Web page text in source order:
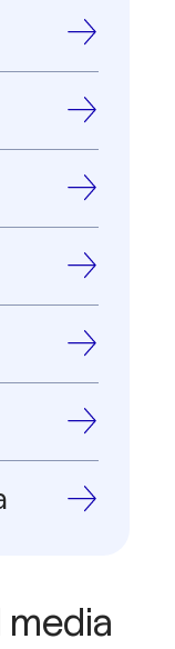
media